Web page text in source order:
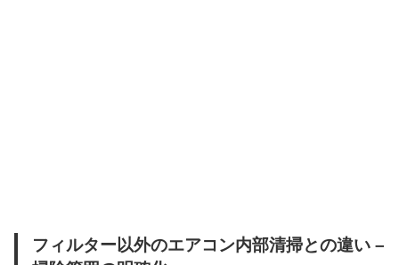
フィルター以外のエアコン内部清掃との違い –